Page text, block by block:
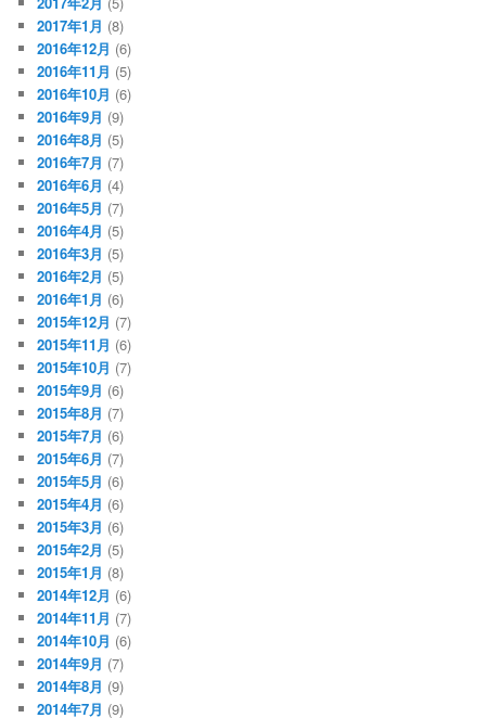
2017年1月 (8)
2016年12月 (6)
2016年11月 (5)
2016年10月 (6)
2016年9月 (9)
2016年8月 (5)
2016年7月 (7)
2016年6月 (4)
2016年5月 (7)
2016年4月 (5)
2016年3月 (5)
2016年2月 (5)
2016年1月 (6)
2015年12月 (7)
2015年11月 (6)
2015年10月 (7)
2015年9月 (6)
2015年8月 (7)
2015年7月 (6)
2015年6月 (7)
2015年5月 (6)
2015年4月 (6)
2015年3月 (6)
2015年2月 (5)
2015年1月 (8)
2014年12月 (6)
2014年11月 (7)
2014年10月 (6)
2014年9月 (7)
2014年8月 (9)
2014年7月 (9)